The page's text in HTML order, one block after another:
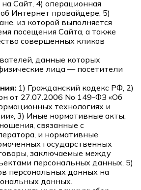
Сайт, 4) операционная
Интернет провайдере, 5)
из которой выполняется
посещения Сайта, а также
совершенных кликов
данные которых
лица — посетители
1) Гражданский кодекс РФ, 2)
от 27.07.2006 No 149-ФЗ «Об
технологиях и
3) Иные нормативные акты,
связанные с
и нормативные
государственных
заключаемые между
персональных данных, 5)
персональных данных на
данных.